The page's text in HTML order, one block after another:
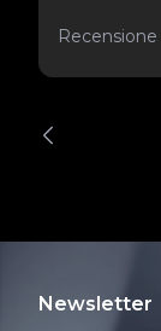
Newsletter